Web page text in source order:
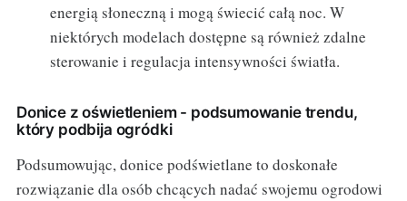
energią słoneczną i mogą świecić całą noc. W
niektórych modelach dostępne są również zdalne
sterowanie i regulacja intensywności światła.
Donice z oświetleniem - podsumowanie trendu,
który podbija ogródki
Podsumowując, donice podświetlane to doskonałe
rozwiązanie dla osób chcących nadać swojemu ogrodowi